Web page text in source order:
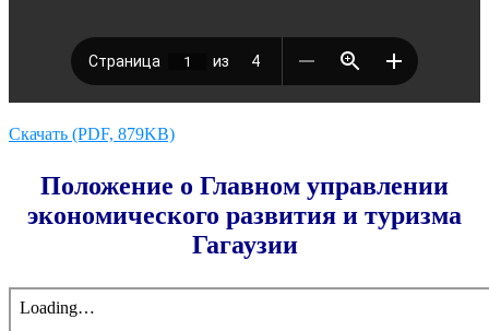
Скачать (PDF, 879KB)
Положение о Главном управлении
экономического развития и туризма
Гагаузии